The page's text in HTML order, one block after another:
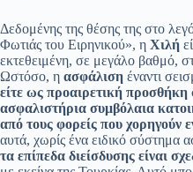
Δεδομένης της θέσης της στο
Φωτιάς του Ειρηνικού», η Χιλή
εκτεθειμένη, σε μεγάλο βαθμό,
Ωστόσο, η ασφάλιση έναντι
είτε ως προαιρετική
ασφαλιστήρια συμβόλαια
από τους φορείς που χορηγούν
αυτά, χωρίς ένα ειδικό σύστημα
τα επίπεδα διείσδυσης είναι